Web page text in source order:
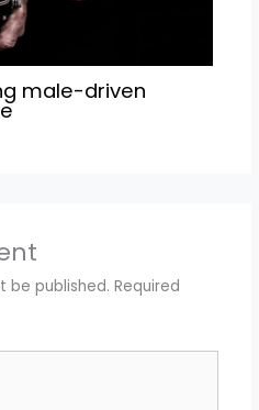
male-driven
be published. Required